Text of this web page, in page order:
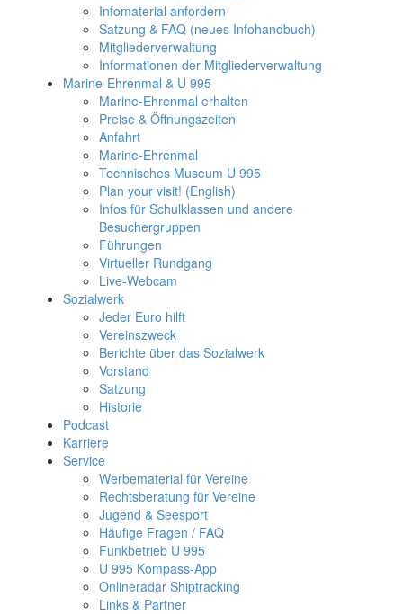
Infomaterial anfordern
Satzung & FAQ (neues Infohandbuch)
Mitgliederverwaltung
Informationen der Mitgliederverwaltung
Marine-Ehrenmal & U 995
Marine-Ehrenmal erhalten
Preise & Öffnungszeiten
Anfahrt
Marine-Ehrenmal
Technisches Museum U 995
Plan your visit! (English)
Infos für Schulklassen und andere
Besuchergruppen
Führungen
Virtueller Rundgang
Live-Webcam
Sozialwerk
Jeder Euro hilft
Vereinszweck
Berichte über das Sozialwerk
Vorstand
Satzung
Historie
Podcast
Karriere
Service
Werbematerial für Vereine
Rechtsberatung für Vereine
Jugend & Seesport
Häufige Fragen / FAQ
Funkbetrieb U 995
U 995 Kompass-App
Onlineradar Shiptracking
Links & Partner